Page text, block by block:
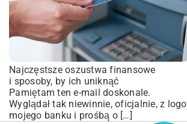
Najczęstsze oszustwa finansowe
i sposoby, by ich uniknąć
Pamiętam ten e-mail doskonale.
Wyglądał tak niewinnie, oficjalnie, z logo
mojego banku i prośbą o […]